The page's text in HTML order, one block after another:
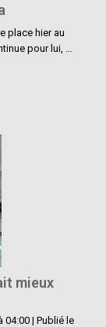
place hier au
pour lui, …
mieux
| Publié le